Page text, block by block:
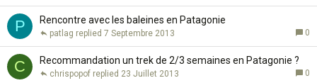
P Rencontre avec les baleines en Patagonie
0
7 Septembre 2013
patlag
C Recommandation un trek de 2/3 semaines en Patagonie ?
0
23 Juillet 2013
chrispopof